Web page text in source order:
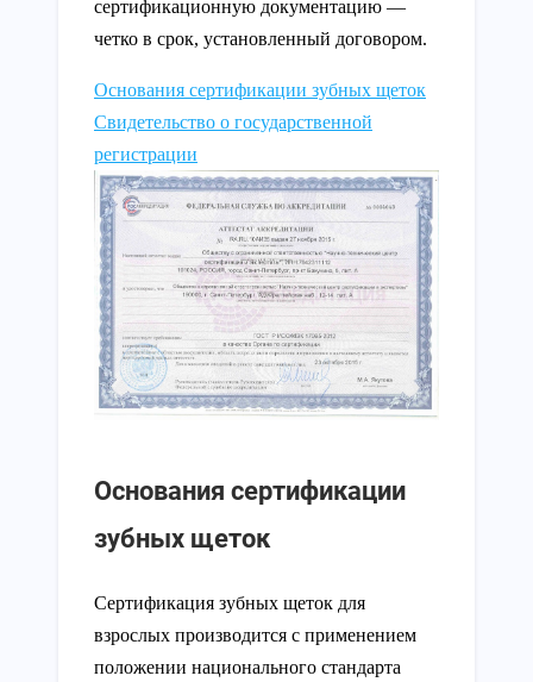
сертификационную документацию —
четко в срок, установленный договором.
Основания сертификации зубных щеток
Свидетельство о государственной
регистрации
Основания сертификации
зубных щеток
Сертификация зубных щеток для
взрослых производится с применением
положении национального стандарта